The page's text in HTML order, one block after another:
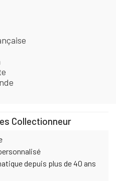
Collectionneur
depuis plus de 40 ans